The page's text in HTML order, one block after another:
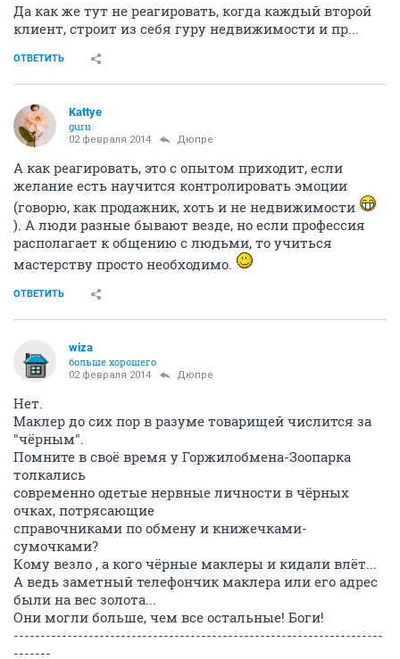
Да как же тут не реагировать, когда каждый второй
клиент, строит из себя гуру недвижимости и пр...
ОТВЕТИТЬ
Kattye
guru
02 февраля 2014 Дюпре
А как реагировать, это с опытом приходит, если
желание есть научится контролировать эмоции
(говорю, как продажник, хоть и не недвижимости
). А люди разные бывают везде, но если профессия
располагает к общению с людьми, то учиться
мастерству просто необходимо.
ОТВЕТИТЬ
wiza
больше хорошего
02 февраля 2014 Дюпре
Нет.
Маклер до сих пор в разуме товарищей числится за
"чёрным".
Помните в своё время у Горжилобмена-Зоопарка
толкались
современно одетые нервные личности в чёрных
очках, потрясающие
справочниками по обмену и книжечками-
сумочками?
Кому везло , а кого чёрные маклеры и кидали влёт...
А ведь заметный телефончик маклера или его адрес
были на вес золота...
Они могли больше, чем все остальные! Боги!
---------------------------------------------------------------------
-------